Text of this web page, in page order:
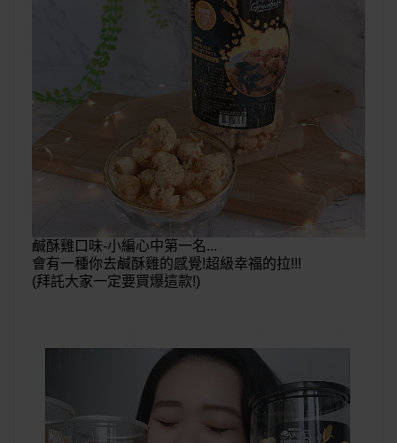
鹹酥雞口味-小編心中第一名...
會有一種你去鹹酥雞的感覺!超級幸福的拉!!!
(拜託大家一定要買爆這款!)